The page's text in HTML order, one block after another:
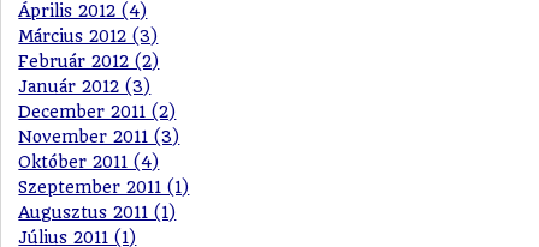
Április 2012 (4)
Március 2012 (3)
Február 2012 (2)
Január 2012 (3)
December 2011 (2)
November 2011 (3)
Október 2011 (4)
Szeptember 2011 (1)
Augusztus 2011 (1)
Július 2011 (1)